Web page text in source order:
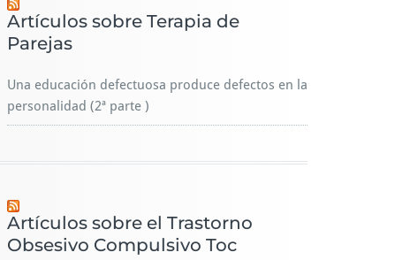
Artículos sobre Terapia de
Parejas
Una educación defectuosa produce defectos en la
personalidad (2ª parte )
Artículos sobre el Trastorno
Obsesivo Compulsivo Toc